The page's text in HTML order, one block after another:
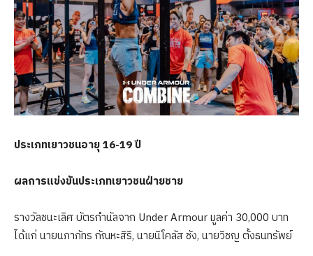
ประเภทเยาวชนอายุ16-19 ปี
ผลการแข่งขันประเภทเยาวชนฝ่ายชาย
รางวัลชนะเลิศ บัตรกำนัลจาก Under Armour มูลค่า 30,000 บาท
ได้แก่ นายนภาภัทร กัณหะสิริ, นายนิโคลัส ชัง, นายวิชญ ตั้งธนทรัพย์